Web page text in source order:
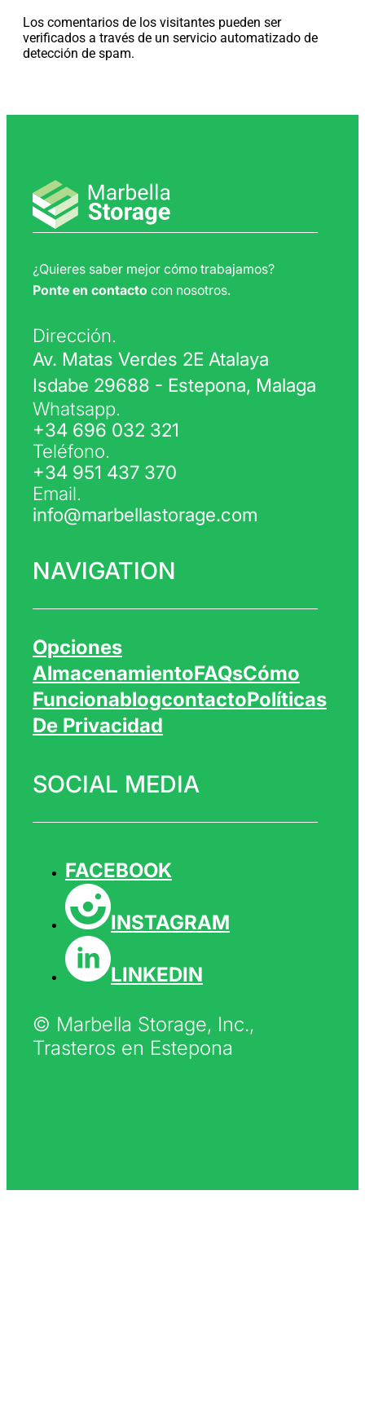
Los comentarios de los visitantes pueden ser
verificados a través de un servicio automatizado de
detección de spam.
¿Quieres saber mejor cómo trabajamos?
Ponte en contacto con nosotros.
Dirección.
Av. Matas Verdes 2E Atalaya
Isdabe 29688 - Estepona, Malaga
Whatsapp.
+34 696 032 321
Teléfono.
+34 951 437 370
Email.
info@marbellastorage.com
NAVIGATION
Opciones
AlmacenamientoFAQsCómo
FuncionaBlogContactoPolíticas
De Privacidad
SOCIAL MEDIA
FACEBOOK
INSTAGRAM
LINKEDIN
© Marbella Storage, Inc.,
Trasteros en Estepona